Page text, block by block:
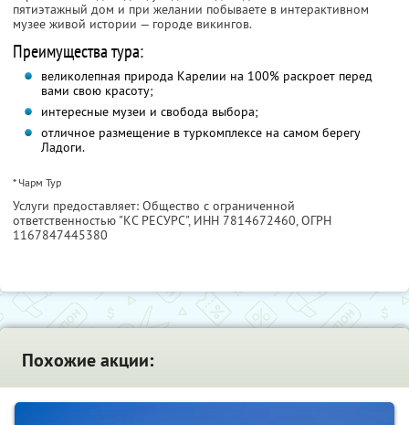
пятиэтажный дом и при желании побываете в интерактивном
музее живой истории — городе викингов.
Преимущества тура:
великолепная природа Карелии на 100% раскроет перед
вами свою красоту;
интересные музеи и свобода выбора;
отличное размещение в туркомплексе на самом берегу
Ладоги.
* Чарм Тур
Услуги предоставляет: Общество с ограниченной
ответственностью "КС РЕСУРС", ИНН 7814672460, ОГРН
1167847445380
Похожие акции: